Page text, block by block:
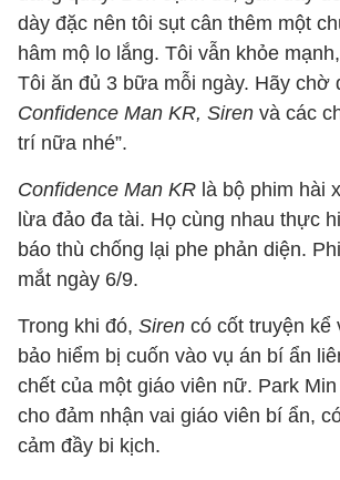
dày đặc nên tôi sụt cân thêm một
hâm mộ lo lắng. Tôi vẫn khỏe
Tôi ăn đủ 3 bữa mỗi ngày. Hãy chờ
Confidence Man KR, Siren và các
trí nữa nhé”.
Confidence Man KR là bộ phim hài
lừa đảo đa tài. Họ cùng nhau thực
báo thù chống lại phe phản diện.
mắt ngày 6/9.
Trong khi đó, Siren có cốt truyện kể
bảo hiểm bị cuốn vào vụ án bí ẩn
chết của một giáo viên nữ. Park
cho đảm nhận vai giáo viên bí ẩn,
cảm đầy bi kịch.